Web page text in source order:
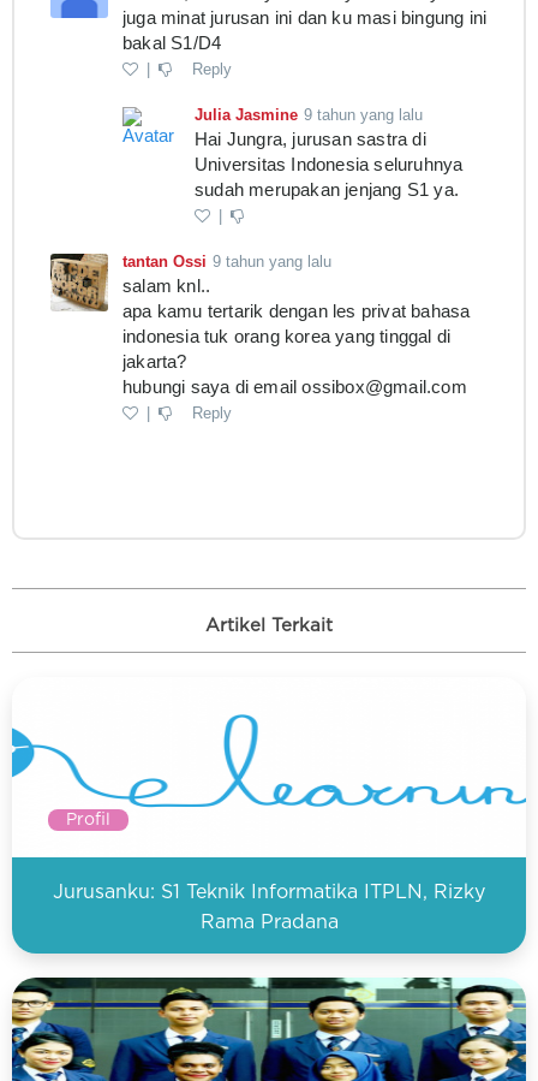
Artikel Terkait
Profil
Jurusanku: S1 Teknik Informatika ITPLN, Rizky
Rama Pradana